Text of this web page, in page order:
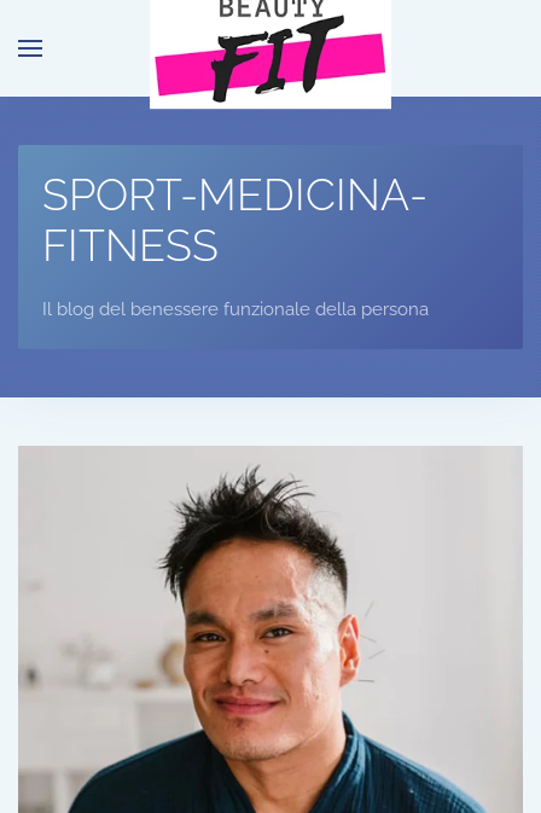
Passa al contenuto principale
SPORT-MEDICINA-
FITNESS
Il blog del benessere funzionale della persona